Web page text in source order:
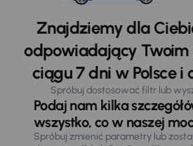
Znajdziemy dla
odpowiadający
ciągu 7 dni w Polsce i
Spróbuj dostosować filtr lub
Podaj nam kilka
wszystko, co w naszej
Spróbuj zmienić parametry lub